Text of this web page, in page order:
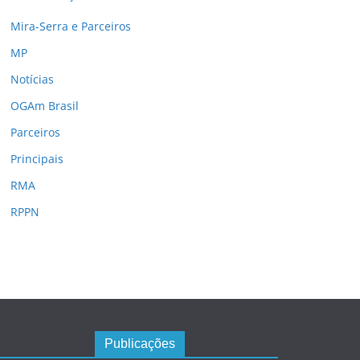
Mira-Serra e Parceiros
MP
Notícias
OGAm Brasil
Parceiros
Principais
RMA
RPPN
Publicações